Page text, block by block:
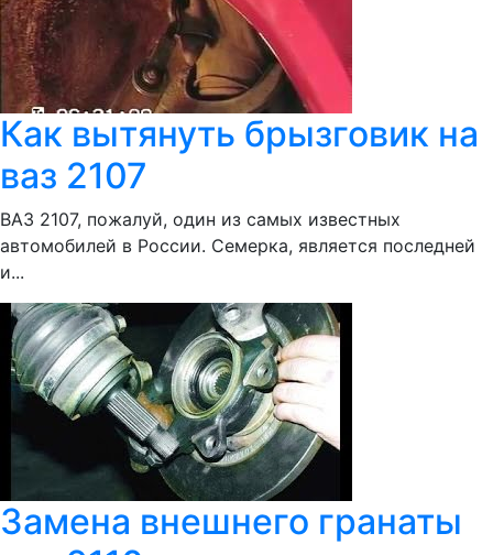
Как вытянуть брызговик на
ваз 2107
ВАЗ 2107, пожалуй, один из самых известных
автомобилей в России. Семерка, является последней
и...
Замена внешнего гранаты